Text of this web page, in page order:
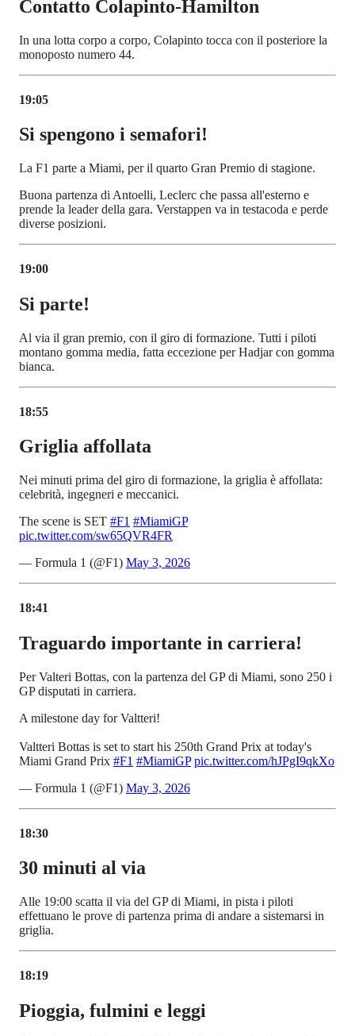
Contatto Colapinto-Hamilton
In una lotta corpo a corpo, Colapinto tocca con il posteriore la
monoposto numero 44.
19:05
Si spengono i semafori!
La F1 parte a Miami, per il quarto Gran Premio di stagione.
Buona partenza di Antoelli, Leclerc che passa all'esterno e
prende la leader della gara. Verstappen va in testacoda e perde
diverse posizioni.
19:00
Si parte!
Al via il gran premio, con il giro di formazione. Tutti i piloti
montano gomma media, fatta eccezione per Hadjar con gomma
bianca.
18:55
Griglia affollata
Nei minuti prima del giro di formazione, la griglia è affollata:
celebrità, ingegneri e meccanici.
The scene is SET #F1 #MiamiGP
pic.twitter.com/sw65QVR4FR
— Formula 1 (@F1) May 3, 2026
18:41
Traguardo importante in carriera!
Per Valteri Bottas, con la partenza del GP di Miami, sono 250 i
GP disputati in carriera.
A milestone day for Valtteri!
Valtteri Bottas is set to start his 250th Grand Prix at today's
Miami Grand Prix #F1 #MiamiGP pic.twitter.com/hJPgI9qkXo
— Formula 1 (@F1) May 3, 2026
18:30
30 minuti al via
Alle 19:00 scatta il via del GP di Miami, in pista i piloti
effettuano le prove di partenza prima di andare a sistemarsi in
griglia.
18:19
Pioggia, fulmini e leggi